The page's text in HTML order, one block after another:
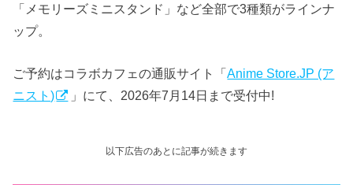
「メモリーズミニスタンド」など全部で3種類がラインナ
ップ。
ご予約はコラボカフェの通販サイト「Anime Store.JP (ア
ニスト)
」にて、2026年7月14日まで受付中!
以下広告のあとに記事が続きます